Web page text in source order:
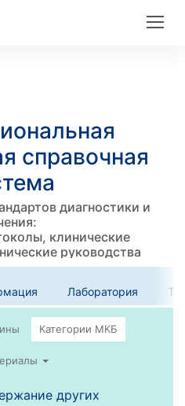
справочная
диагностики и
клинические
руководства
Лаборатория
других